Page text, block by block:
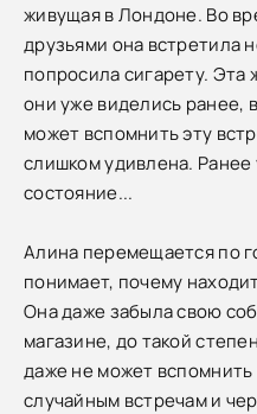
живущая в Лондоне. Во
друзьями она встретила
попросила сигарету.
они уже виделись ранее,
может вспомнить эту
слишком удивлена.
состояние...
Алина перемещается по
понимает, почему
Она даже забыла свою
магазине, до такой
даже не может вспомнить
случайным встречам и